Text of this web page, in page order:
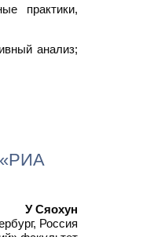
практики,
анализ;
«РИА
У Сяохун
Россия